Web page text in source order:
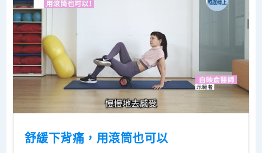
舒緩下背痛，用滾筒也可以